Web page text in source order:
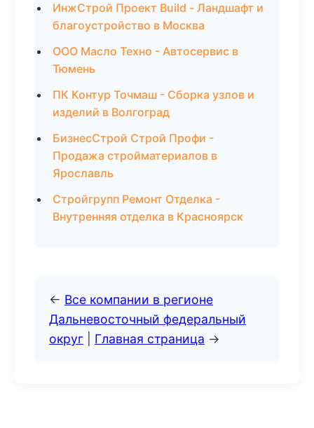
ИнжСтрой Проект Build - Ландшафт и
благоустройство в Москва
ООО Масло Техно - Автосервис в
Тюмень
ПК Контур Точмаш - Сборка узлов и
изделий в Волгоград
БизнесСтрой Строй Профи -
Продажа стройматериалов в
Ярославль
Стройгрупп Ремонт Отделка -
Внутренняя отделка в Красноярск
← Все компании в регионе
Дальневосточный федеральный
округ
Главная страница →